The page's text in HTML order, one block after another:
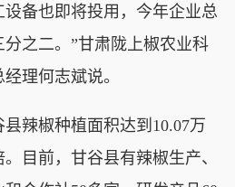
备也即将投用，今年企业总
之二。”甘肃陇上椒农业科
理何志斌说。
椒种植面积达到10.07万
目前，甘谷县有辣椒生产、